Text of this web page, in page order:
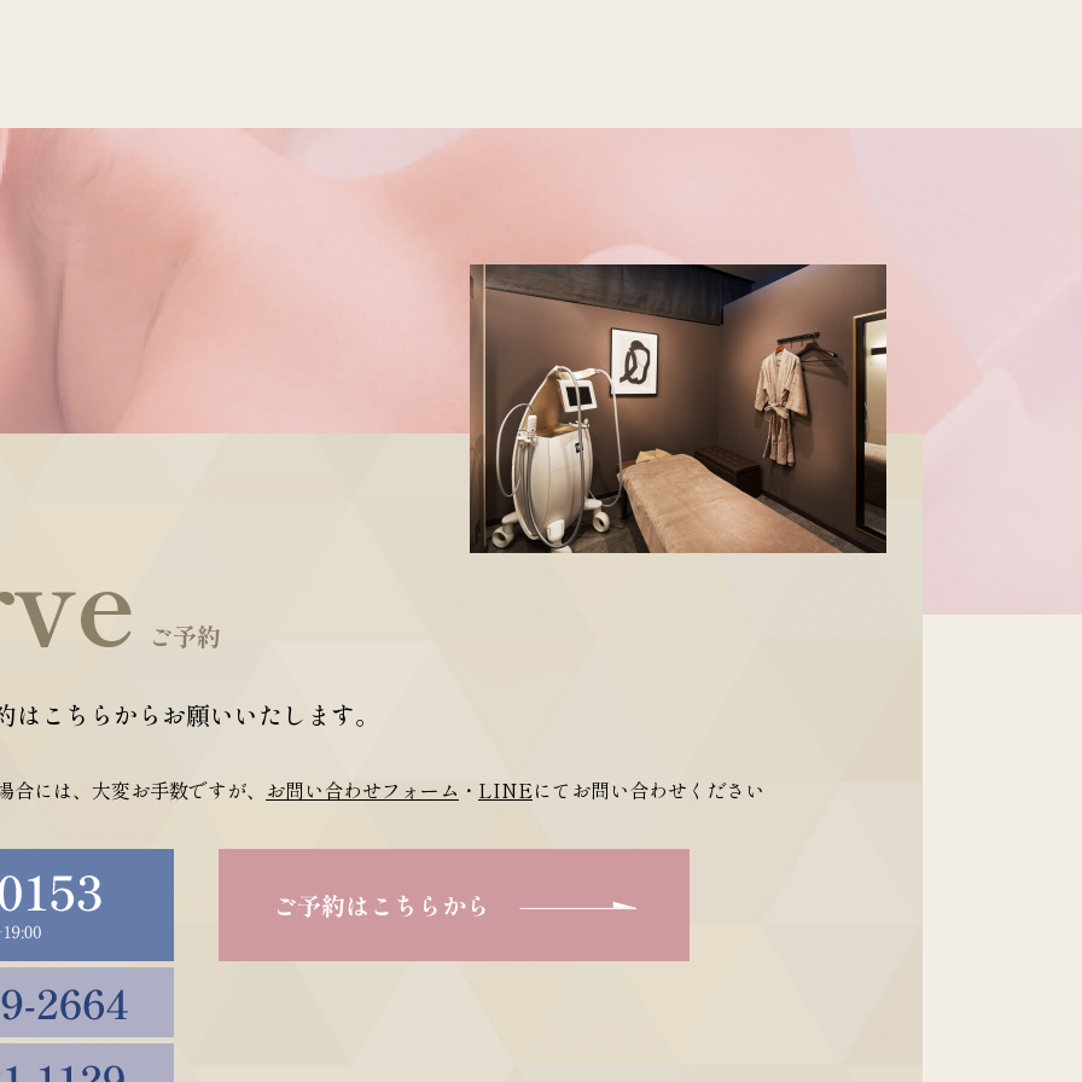
ご予約
こちらからお願いいたします。
には、大変お手数ですが、 お問い合わせフォーム ・ LINEにてお問い合わせください